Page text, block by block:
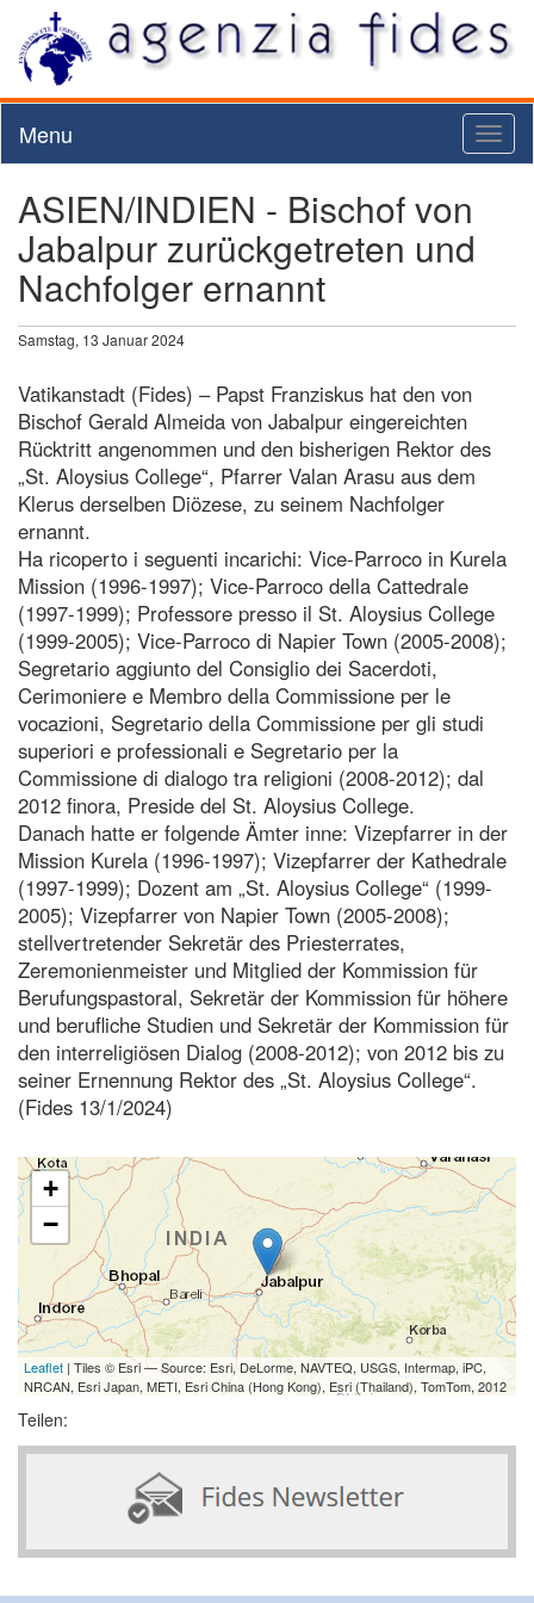
Menu
ASIEN/INDIEN - Bischof von
Jabalpur zurückgetreten und
Nachfolger ernannt
Samstag, 13 Januar 2024
Vatikanstadt (Fides) – Papst Franziskus hat den von
Bischof Gerald Almeida von Jabalpur eingereichten
Rücktritt angenommen und den bisherigen Rektor des
„St. Aloysius College“, Pfarrer Valan Arasu aus dem
Klerus derselben Diözese, zu seinem Nachfolger
ernannt.
Ha ricoperto i seguenti incarichi: Vice-Parroco in Kurela
Mission (1996-1997); Vice-Parroco della Cattedrale
(1997-1999); Professore presso il St. Aloysius College
(1999-2005); Vice-Parroco di Napier Town (2005-2008);
Segretario aggiunto del Consiglio dei Sacerdoti,
Cerimoniere e Membro della Commissione per le
vocazioni, Segretario della Commissione per gli studi
superiori e professionali e Segretario per la
Commissione di dialogo tra religioni (2008-2012); dal
2012 finora, Preside del St. Aloysius College.
Danach hatte er folgende Ämter inne: Vizepfarrer in der
Mission Kurela (1996-1997); Vizepfarrer der Kathedrale
(1997-1999); Dozent am „St. Aloysius College“ (1999-
2005); Vizepfarrer von Napier Town (2005-2008);
stellvertretender Sekretär des Priesterrates,
Zeremonienmeister und Mitglied der Kommission für
Berufungspastoral, Sekretär der Kommission für höhere
und berufliche Studien und Sekretär der Kommission für
den interreligiösen Dialog (2008-2012); von 2012 bis zu
seiner Ernennung Rektor des „St. Aloysius College“.
(Fides 13/1/2024)
+
−
Leaflet | Tiles © Esri — Source: Esri, DeLorme, NAVTEQ, USGS, Intermap, iPC,
NRCAN, Esri Japan, METI, Esri China (Hong Kong), Esri (Thailand), TomTom, 2012
Teilen: